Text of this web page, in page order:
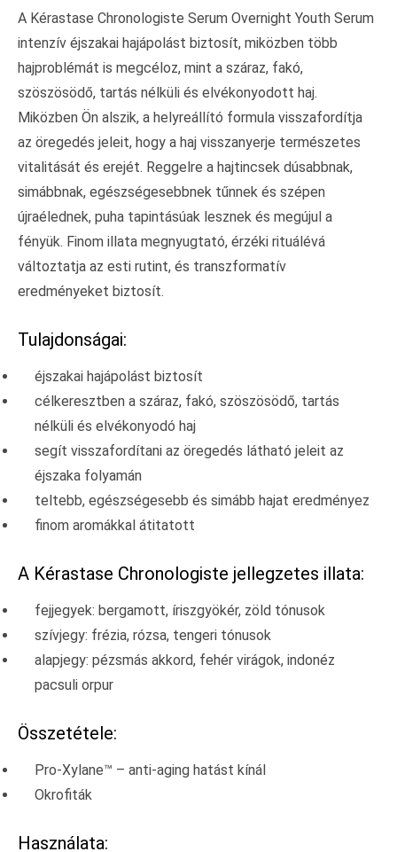
A Kérastase Chronologiste Serum Overnight Youth Serum
intenzív éjszakai hajápolást biztosít, miközben több
hajproblémát is megcéloz, mint a száraz, fakó,
szöszösödő, tartás nélküli és elvékonyodott haj.
Miközben Ön alszik, a helyreállító formula visszafordítja
az öregedés jeleit, hogy a haj visszanyerje természetes
vitalitását és erejét. Reggelre a hajtincsek dúsabbnak,
simábbnak, egészségesebbnek tűnnek és szépen
újraélednek, puha tapintásúak lesznek és megújul a
fényük. Finom illata megnyugtató, érzéki rituálévá
változtatja az esti rutint, és transzformatív
eredményeket biztosít.
Tulajdonságai:
éjszakai hajápolást biztosít
célkeresztben a száraz, fakó, szöszösödő, tartás
nélküli és elvékonyodó haj
segít visszafordítani az öregedés látható jeleit az
éjszaka folyamán
teltebb, egészségesebb és simább hajat eredményez
finom aromákkal átitatott
A Kérastase Chronologiste jellegzetes illata:
fejjegyek: bergamott, íriszgyökér, zöld tónusok
szívjegy: frézia, rózsa, tengeri tónusok
alapjegy: pézsmás akkord, fehér virágok, indonéz
pacsuli orpur
Összetétele:
Pro-Xylane™ – anti-aging hatást kínál
Okrofiták
Használata: